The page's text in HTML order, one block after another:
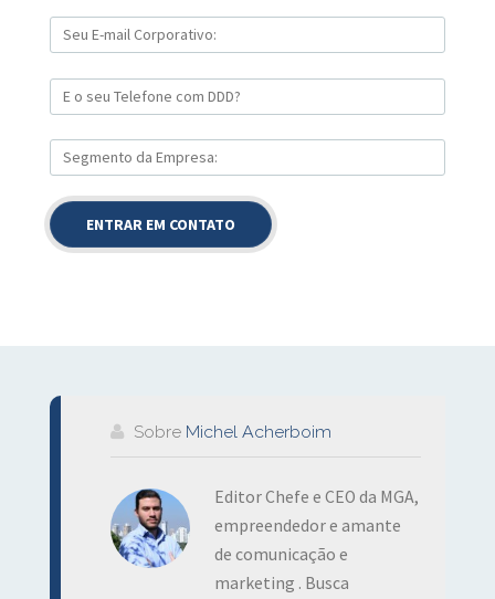
Sobre Michel Acherboim
Editor Chefe e CEO da MGA,
empreendedor e amante
de comunicação e
marketing . Busca